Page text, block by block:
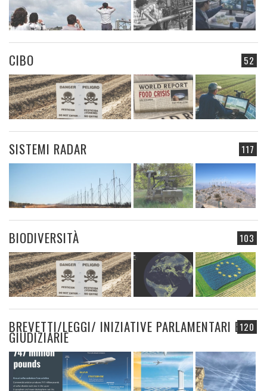
52
CIBO
117
SISTEMI RADAR
103
BIODIVERSITÀ
120
BREVETTI/LEGGI/ INIZIATIVE PARLAMENTARI E
GIUDIZIARIE